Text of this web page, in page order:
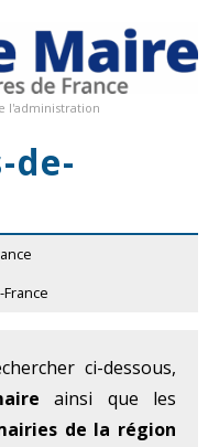
l'administration
de-
ci-dessous,
ainsi que les
de la région